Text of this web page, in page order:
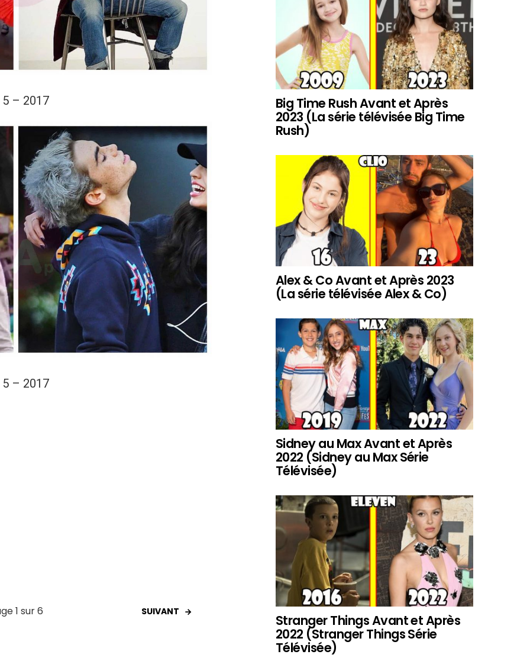
– 2017
– 2017
1 sur 6 SUIVANT
Big Time Rush Avant et Après
2023 (La série télévisée Big Time
Rush)
Alex & Co Avant et Après 2023
(La série télévisée Alex & Co)
Sidney au Max Avant et Après
2022 (Sidney au Max Série
Télévisée)
Stranger Things Avant et Après
2022 (Stranger Things Série
Télévisée)